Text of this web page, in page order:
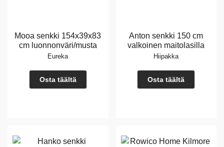
Mooa senkki 154x39x83
cm luonnonväri/musta
Eureka
Osta täältä
Anton senkki 150 cm
valkoinen maitolasilla
Hiipakka
Osta täältä